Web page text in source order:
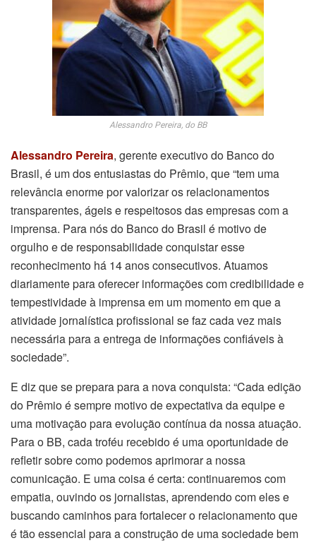
Alessandro Pereira, do BB
Alessandro Pereira, gerente executivo do Banco do
Brasil, é um dos entusiastas do Prêmio, que “tem uma
relevância enorme por valorizar os relacionamentos
transparentes, ágeis e respeitosos das empresas com a
imprensa. Para nós do Banco do Brasil é motivo de
orgulho e de responsabilidade conquistar esse
reconhecimento há 14 anos consecutivos. Atuamos
diariamente para oferecer informações com credibilidade e
tempestividade à imprensa em um momento em que a
atividade jornalística profissional se faz cada vez mais
necessária para a entrega de informações confiáveis à
sociedade”.
E diz que se prepara para a nova conquista: “Cada edição
do Prêmio é sempre motivo de expectativa da equipe e
uma motivação para evolução contínua da nossa atuação.
Para o BB, cada troféu recebido é uma oportunidade de
refletir sobre como podemos aprimorar a nossa
comunicação. E uma coisa é certa: continuaremos com
empatia, ouvindo os jornalistas, aprendendo com eles e
buscando caminhos para fortalecer o relacionamento que
é tão essencial para a construção de uma sociedade bem